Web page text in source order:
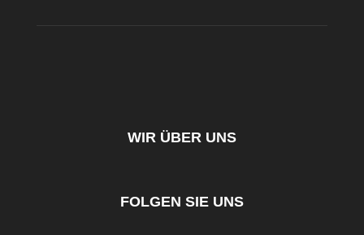
WIR ÜBER UNS
FOLGEN SIE UNS